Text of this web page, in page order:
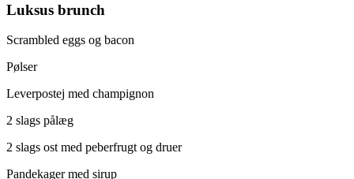
Luksus brunch
Scrambled eggs og bacon
Pølser
Leverpostej med champignon
2 slags pålæg
2 slags ost med peberfrugt og druer
Pandekager med sirup